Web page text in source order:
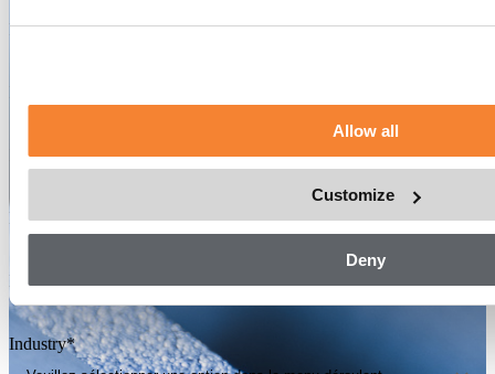
Allow all
Customize
Deny
Prénom*
E-mail*
Numéro de téléphone*
Nom de l'entreprise
Industry*